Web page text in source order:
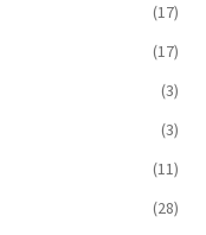
(17)
(17)
(3)
(3)
(11)
(28)